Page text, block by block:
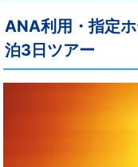
ANA利用・指定
泊3日ツアー